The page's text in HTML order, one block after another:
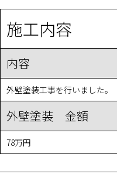
施工内容
内容
外壁塗装工事を行いました。
外壁塗装 金額
78万円